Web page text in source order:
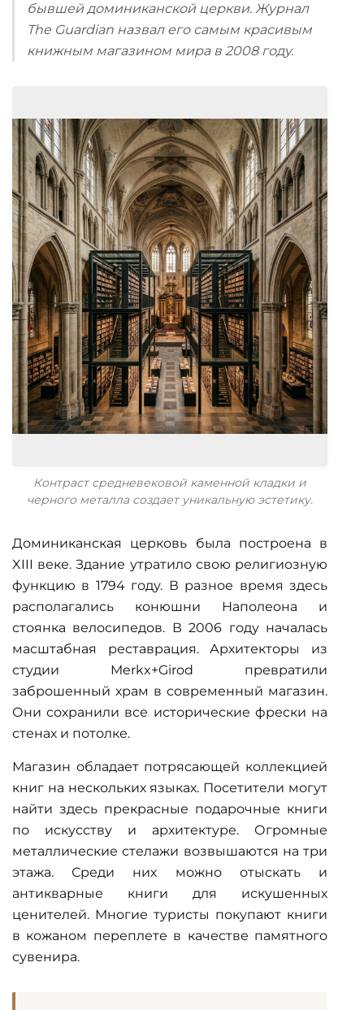
бывшей доминиканской церкви. Журнал
The Guardian назвал его самым красивым
книжным магазином мира в 2008 году.
Контраст средневековой каменной кладки и
черного металла создает уникальную эстетику.
Доминиканская церковь была построена в
XIII веке. Здание утратило свою религиозную
функцию в 1794 году. В разное время здесь
располагались конюшни Наполеона и
стоянка велосипедов. В 2006 году началась
масштабная реставрация. Архитекторы из
студии Merkx+Girod превратили
заброшенный храм в современный магазин.
Они сохранили все исторические фрески на
стенах и потолке.
Магазин обладает потрясающей коллекцией
книг на нескольких языках. Посетители могут
найти здесь прекрасные подарочные книги
по искусству и архитектуре. Огромные
металлические стелажи возвышаются на три
этажа. Среди них можно отыскать и
антикварные книги для искушенных
ценителей. Многие туристы покупают книги
в кожаном переплете в качестве памятного
сувенира.